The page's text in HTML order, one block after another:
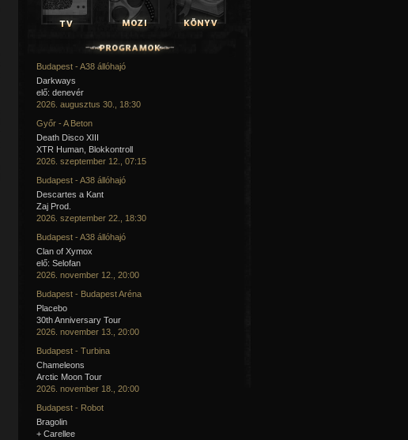
Budapest - A38 állóhajó
Darkways
elő: denevér
2026. augusztus 30., 18:30
Győr - A Beton
Death Disco XIII
XTR Human, Blokkontroll
2026. szeptember 12., 07:15
Budapest - A38 állóhajó
Descartes a Kant
Zaj Prod.
2026. szeptember 22., 18:30
Budapest - A38 állóhajó
Clan of Xymox
elő: Selofan
2026. november 12., 20:00
Budapest - Budapest Aréna
Placebo
30th Anniversary Tour
2026. november 13., 20:00
Budapest - Turbina
Chameleons
Arctic Moon Tour
2026. november 18., 20:00
Budapest - Robot
Bragolin
+ Carellee